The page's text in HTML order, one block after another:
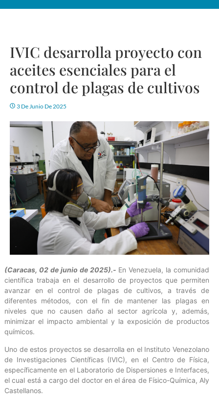
IVIC desarrolla proyecto con
aceites esenciales para el
control de plagas de cultivos
3 De Junio De 2025
(Caracas, 02 de junio de 2025).- En Venezuela, la comunidad
científica trabaja en el desarrollo de proyectos que permiten
avanzar en el control de plagas de cultivos, a través de
diferentes métodos, con el fin de mantener las plagas en
niveles que no causen daño al sector agrícola y, además,
minimizar el impacto ambiental y la exposición de productos
químicos.
Uno de estos proyectos se desarrolla en el Instituto Venezolano
de Investigaciones Científicas (IVIC), en el Centro de Física,
específicamente en el Laboratorio de Dispersiones e Interfaces,
el cual está a cargo del doctor en el área de Físico-Química, Aly
Castellanos.